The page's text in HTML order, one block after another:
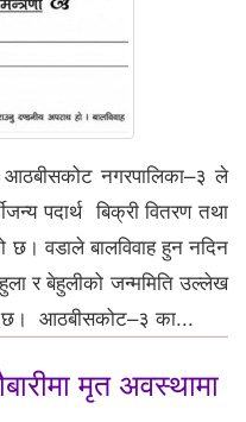
नगरपालिका–३ ले
पदार्थ बिक्री वितरण तथा
छ। वडाले बालविवाह हुन नदिन
र बेहुलीको जन्ममिति उल्लेख
छ। आठबीसकोट–३ का...
मृत अवस्थामा